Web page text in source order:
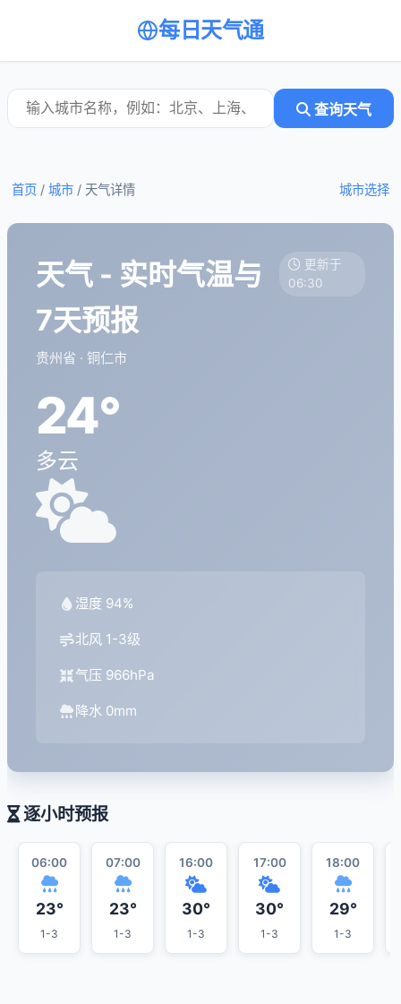
每日天气通
查询天气
城市选择
首页 / 城市 / 天气详情
天气 - 实时气温与
7天预报
贵州省 · 铜仁市
更新于
06:30
24°
多云
湿度 94%
北风 1-3级
气压 966hPa
降水 0mm
逐小时预报
06:00
23°
1-3
07:00
23°
1-3
16:00
30°
1-3
17:00
30°
1-3
18:00
29°
1-3